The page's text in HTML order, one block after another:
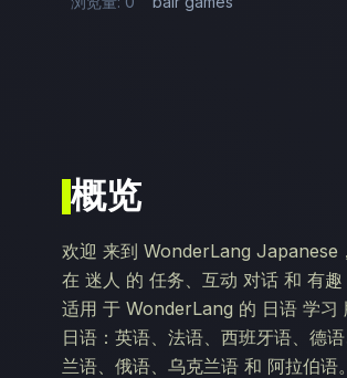
概览
欢迎 来到 WonderLang Japanese
在 迷人 的 任务、互动 对话 和 有
适用 于 WonderLang 的 日语 学习
日语：英语、法语、西班牙语、德
兰语、俄语、乌克兰语 和 阿拉伯